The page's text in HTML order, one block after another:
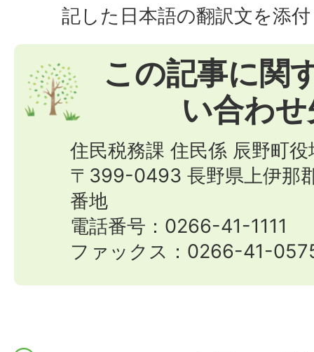
記した日本語の翻訳文を添
この記事に関
い合わせ
住民税務課 住民係 辰野町役
〒399-0493 長野県上伊那
番地
電話番号：0266-41-1111
ファックス：0266-41-